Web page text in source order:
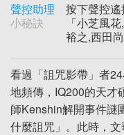
聲控助理
小秘訣
按下聲控
「小芝風
裕之,西田
看過「詛咒影帶」者
地頻傳，IQ200的天才
師Kenshin解開事件謎
什麼詛咒」。此時，